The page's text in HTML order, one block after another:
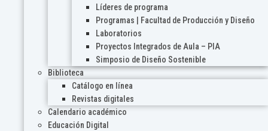
Líderes de programa
Programas | Facultad de Producción y Diseño
Laboratorios
Proyectos Integrados de Aula – PIA
Simposio de Diseño Sostenible
Biblioteca
Catálogo en línea
Revistas digitales
Calendario académico
Educación Digital